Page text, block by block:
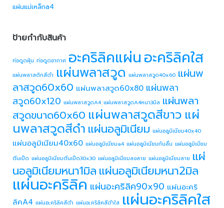
แผ่นแม่เหล็กa4
ป้ายกำกับสินค้า
ท่อดูดฝุ่น ท่อดูดอากาศ อะคริลิคแผ่นอะคริลิคใส
แผ่นพลาสติกสีดำ แผ่นพลาสวูด แผ่นพลาสวูด40x60 แผ่นพ
ลาสวูด60x60 แผ่นพลาสวูด60x80 แผ่นพลา
สวูด60x120 แผ่นพลาสวูดA4 แผ่นพลาสวูดA4หนา3มิล แผ่นพลา
สวูดขนาด60x60 แผ่นพลาสวูดสีขาว แผ่
นพลาสวูดสีดำ แผ่นอลูมิเนียม แผ่นอลูมิเนียม40x40
แผ่นอลูมิเนียม40x60 แผ่นอลูมิเนียมa4 แผ่นอลูมิเนียมกันลื่น แผ่นอลูมิเนียม
ตีนเป็ด แผ่นอลูมิเนียมตีนเป็ด30x30 แผ่นอลูมิเนียมลงลาย แผ่นอลูมิเนียมลาย แผ่
นอลูมิเนียมหนา1มิล แผ่นอลูมิเนียมหนา2มิล
แผ่นอะคริลิค แผ่นอะคริลิค90x90 แผ่นอะคริ
ลิคA4 แผ่นอะคริลิคสีดำ แผ่นอะคริลิคสีดำใส แผ่นอะคริลิคใส